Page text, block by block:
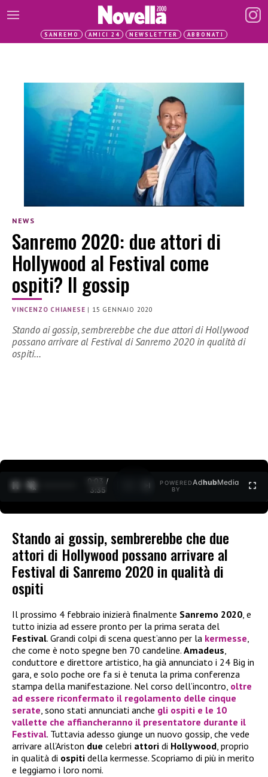
SANREMO AMICI 24 NEWSLETTER ABBONATI
NEWS
Sanremo 2020: due attori di
Hollywood al Festival come
ospiti? Il gossip
VINCENZO CHIANESE | 15 GENNAIO 2020
Stando ai gossip, sembrerebbe che due attori di Hollywood
possano arrivare al Festival di Sanremo 2020 in qualità di
ospiti…
0:04 /
3:35
POWERED
BY
AdhubMedia
Stando ai gossip, sembrerebbe che due
attori di Hollywood possano arrivare al
Festival di Sanremo 2020 in qualità di
ospiti
Il prossimo 4 febbraio inizierà finalmente Sanremo 2020, e
tutto inizia ad essere pronto per la prima serata del
Festival. Grandi colpi di scena quest’anno per la kermesse,
che come è noto spegne ben 70 candeline. Amadeus,
conduttore e direttore artistico, ha già annunciato i 24 Big in
gara, e solo poche ore fa si è tenuta la prima conferenza
stampa della manifestazione. Nel corso dell’incontro, oltre
ad essere riconfermato il regolamento delle cinque
serate, sono stati annunciati anche gli ospiti e le 10
vallette che affiancheranno il presentatore durante il
Festival. Tuttavia adesso giunge un nuovo gossip, che vede
arrivare all’Ariston due celebri attori di Hollywood, proprio
in qualità di ospiti della kermesse. Scopriamo di più in merito
e leggiamo i loro nomi.